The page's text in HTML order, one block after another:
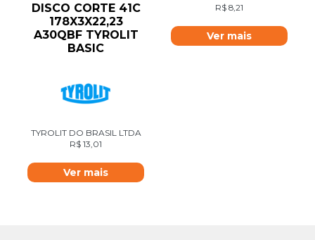
DISCO CORTE 41C
178X3X22,23
A30QBF TYROLIT
BASIC
TYROLIT DO BRASIL LTDA
R$ 13,01
Ver mais
R$ 8,21
Ver mais